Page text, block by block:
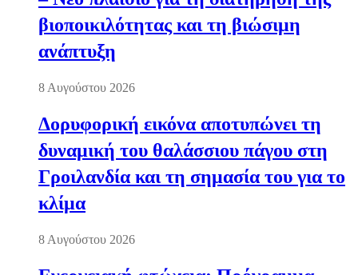
βιοποικιλότητας και τη βιώσιμη
ανάπτυξη
8 Αυγούστου 2026
Δορυφορική εικόνα αποτυπώνει τη
δυναμική του θαλάσσιου πάγου στη
Γροιλανδία και τη σημασία του για το
κλίμα
8 Αυγούστου 2026